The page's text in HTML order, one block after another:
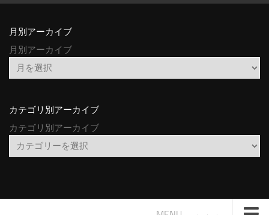
月別アーカイブ
月別アーカイブ
カテゴリ別アーカイブ
カテゴリ別アーカイブ